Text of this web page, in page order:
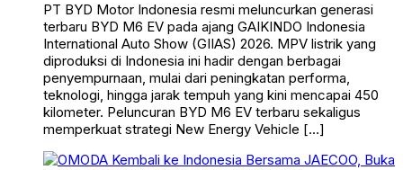
PT BYD Motor Indonesia resmi meluncurkan generasi
terbaru BYD M6 EV pada ajang GAIKINDO Indonesia
International Auto Show (GIIAS) 2026. MPV listrik yang
diproduksi di Indonesia ini hadir dengan berbagai
penyempurnaan, mulai dari peningkatan performa,
teknologi, hingga jarak tempuh yang kini mencapai 450
kilometer. Peluncuran BYD M6 EV terbaru sekaligus
memperkuat strategi New Energy Vehicle […]